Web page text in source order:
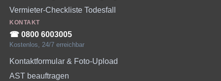
Vermieter-Checkliste Todesfall
KONTAKT
☎︎ 0800 6003005
Kostenlos, 24/7 erreichbar
Kontaktformular & Foto-Upload
AST beauftragen